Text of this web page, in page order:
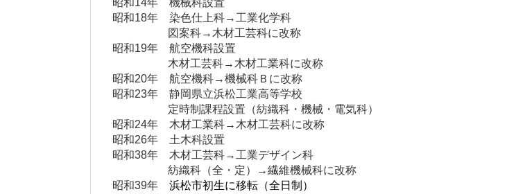
昭和14年 機械科設置
昭和18年 染色仕上科→工業化学科
図案科→木材工芸科に改称
昭和19年 航空機科設置
木材工芸科→木材工業科に改称
昭和20年 航空機科→機械科Ｂに改称
昭和23年 静岡県立浜松工業高等学校
定時制課程設置（紡織科・機械・電気科）
昭和24年 木材工業科→木材工芸科に改称
昭和26年 土木科設置
昭和38年 木材工芸科→工業デザイン科
紡織科（全・定）→繊維機械科に改称
昭和39年 浜松市初生に移転（全日制）